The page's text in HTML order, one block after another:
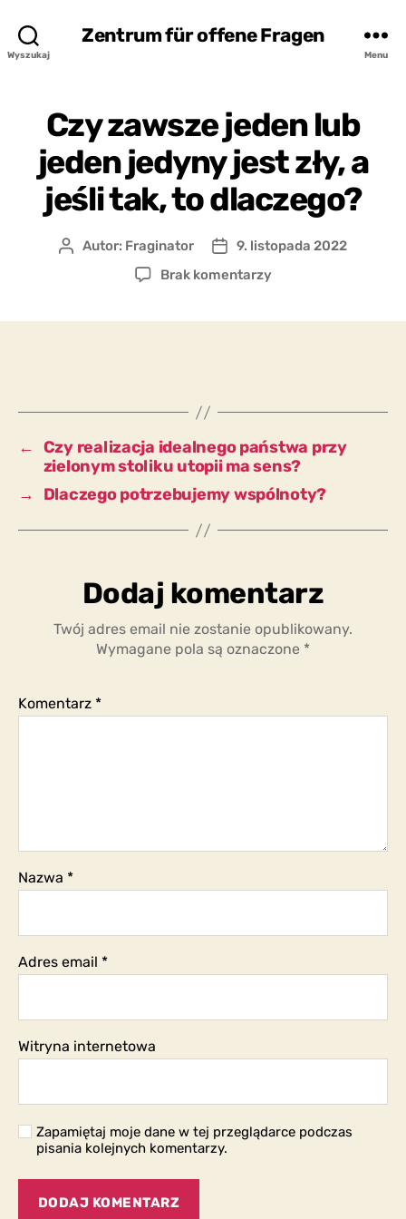
Wyszukaj
Zentrum für offene Fragen
Menu
Czy zawsze jeden lub
jeden jedyny jest zły, a
jeśli tak, to dlaczego?
AutorAutor: Fraginator
Data
wpisu
9. listopada 2022
Brak komentarzydo
jest
a
jeśli
tak,
dlaczego?
← Czy realizacja idealnego państwa przy
zielonym stoliku utopii ma sens?
→
Dlaczego potrzebujemy wspólnoty?
Dodaj komentarz
Twój adres email nie zostanie opublikowany.
Wymagane pola są oznaczone *
Komentarz *
Nazwa *
Adres email *
Witryna internetowa
Zapamiętaj moje dane w tej przeglądarce podczas
pisania kolejnych komentarzy.